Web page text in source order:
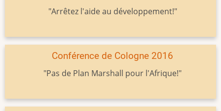
"Arrêtez l'aide au développement!"
Conférence de Cologne 2016
"Pas de Plan Marshall pour l'Afrique!"